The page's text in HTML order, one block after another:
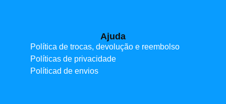
Ajuda
Política de trocas, devolução e reembolso
Políticas de privacidade
Políticad de envios